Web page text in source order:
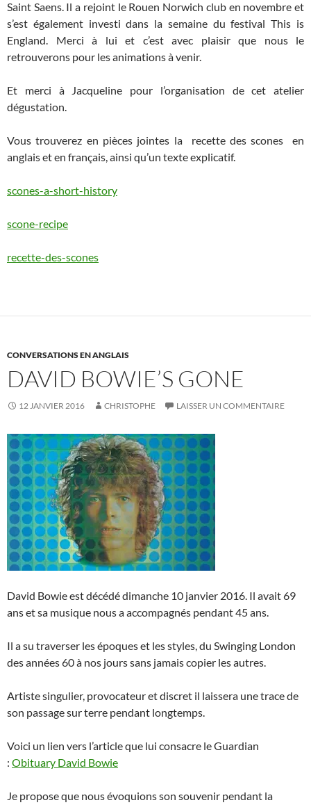
Saint Saens. Il a rejoint le Rouen Norwich club en novembre et
s’est également investi dans la semaine du festival This is
England. Merci à lui et c’est avec plaisir que nous le
retrouverons pour les animations à venir.
Et merci à Jacqueline pour l’organisation de cet atelier
dégustation.
Vous trouverez en pièces jointes la recette des scones en
anglais et en français, ainsi qu’un texte explicatif.
scones-a-short-history
scone-recipe
recette-des-scones
CONVERSATIONS EN ANGLAIS
DAVID BOWIE’S GONE
12 JANVIER 2016 CHRISTOPHE LAISSER UN COMMENTAIRE
David Bowie est décédé dimanche 10 janvier 2016. Il avait 69
ans et sa musique nous a accompagnés pendant 45 ans.
Il a su traverser les époques et les styles, du Swinging London
des années 60 à nos jours sans jamais copier les autres.
Artiste singulier, provocateur et discret il laissera une trace de
son passage sur terre pendant longtemps.
Voici un lien vers l’article que lui consacre le Guardian
: Obituary David Bowie
Je propose que nous évoquions son souvenir pendant la